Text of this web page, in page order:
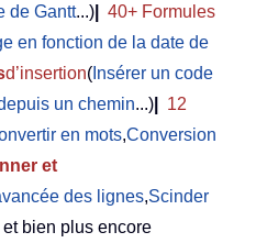
de Gantt...)
40+ Formules
en fonction de la date de
d’insertion( Insérer un code
un chemin...)
12
en mots,Conversion
et
des lignes,Scinder
et bien plus encore